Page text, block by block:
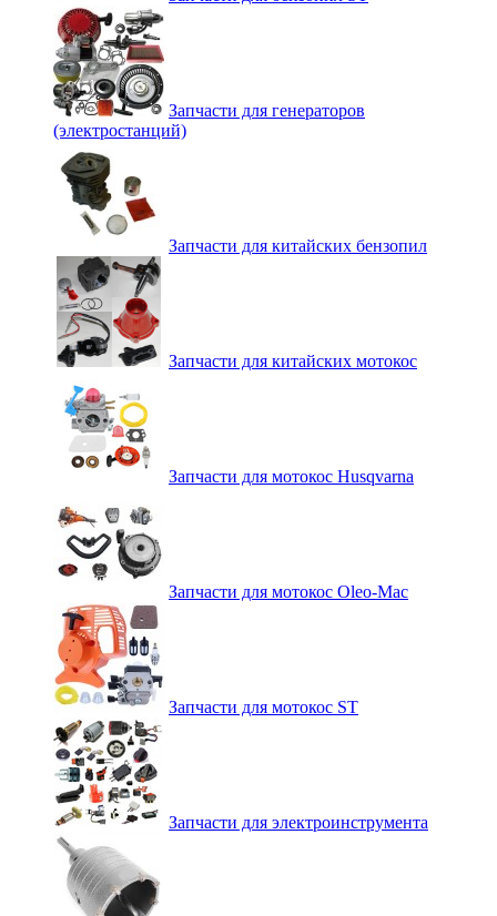
Запчасти для генераторов
(электростанций)
Запчасти для китайских бензопил
Запчасти для китайских мотокос
Запчасти для мотокос Husqvarna
Запчасти для мотокос Oleo-Mac
Запчасти для мотокос ST
Запчасти для электроинструмента